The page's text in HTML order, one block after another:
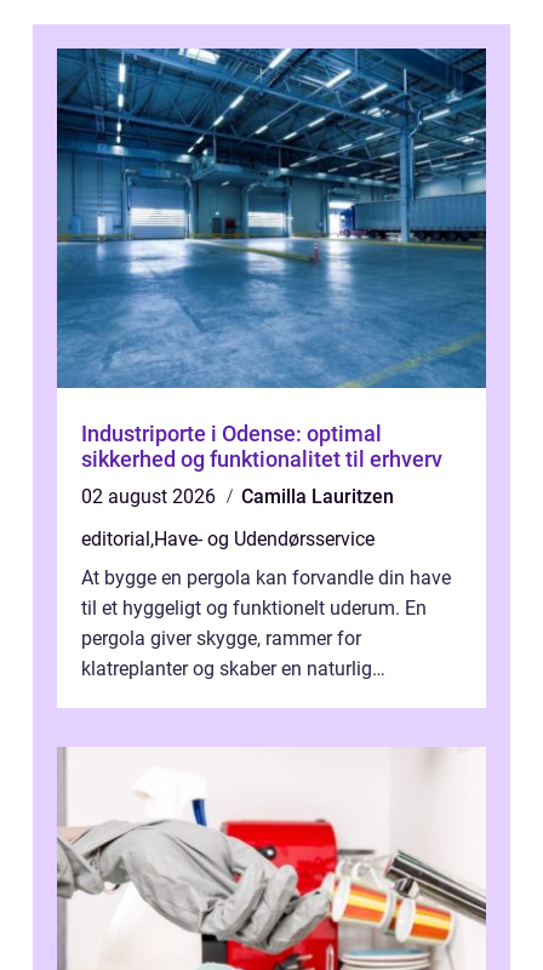
Industriporte i Odense: optimal
sikkerhed og funktionalitet til erhverv
02 august 2026
Camilla Lauritzen
editorial,Have- og Udendørsservice
At bygge en pergola kan forvandle din have
til et hyggeligt og funktionelt uderum. En
pergola giver skygge, rammer for
klatreplanter og skaber en naturlig